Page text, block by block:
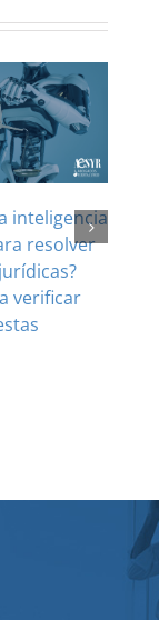
inteligencia
resolver
verificar